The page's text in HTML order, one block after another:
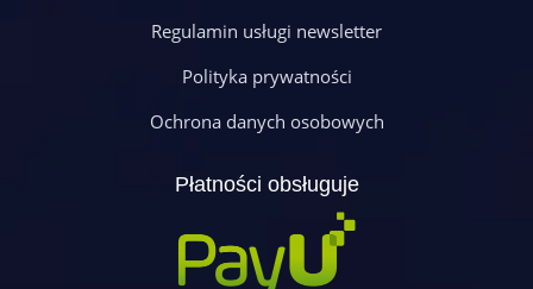
Regulamin usługi newsletter
Polityka prywatności
Ochrona danych osobowych
Płatności obsługuje